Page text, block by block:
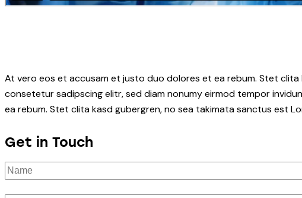
At vero eos et accusam et justo duo dolores et ea rebum. Stet
consetetur sadipscing elitr, sed diam nonumy eirmod tempor
ea rebum. Stet clita kasd gubergren, no sea takimata sanctus est
Get in Touch